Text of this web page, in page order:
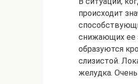
происходит
снижающих ее
образуются
слизистой.
желудка.